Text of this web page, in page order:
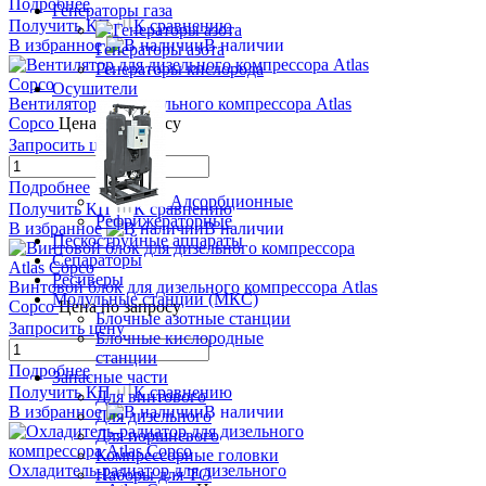
Генераторы газа
Генераторы азота
Генераторы кислорода
Осушители
Адсорбционные
Рефрижераторные
Пескоструйные аппараты
Сепараторы
Ресиверы
Модульные станции (МКС)
Блочные азотные станции
Блочные кислородные
станции
Запасные части
Для винтового
Для дизельного
Для поршневого
Компрессорные головки
Наборы для ТО
Получить КП
К сравнению
В избранное
В наличии
Вентилятор для дизельного компрессора Atlas
Copco Цена по запросу
Запросить цену
Подробнее
Получить КП
К сравнению
В избранное
В наличии
Винтовой блок для дизельного компрессора Atlas
CopcoЦена по запросу
Запросить цену
Подробнее
Получить КП
К сравнению
В избранное
В наличии
Охладитель-радиатор для дизельного